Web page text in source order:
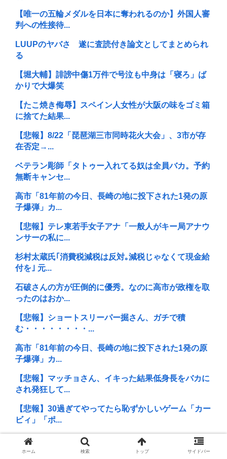
【唯一の五輪メダルを日本に奪われるのか】外国人審
判への性接待...
LUUPのヤバさ 遂に査読付き論文としてまとめられ
る
【堀大輔】誹謗中傷1万件で号泣も中身は「寝ろ」ば
かりで大爆笑
【たこ焼き侮辱】スペイン人女性が大阪の味をゴミ箱
に捨てた結果...
【悲報】8/22「琵琶湖三市同時花火大会」、3市が存
在否定→...
ベテラン彫師「タトゥー入れてる奴は全員バカ。予約
無断キャンセ...
高市「81年前の今日、長崎の地に投下された1発の原
子爆弾」カ...
【悲報】テレ東若手女子アナ「一般人がキー局アナウ
ンサーの私に...
杉村太蔵氏｢消費税減税は反対｡減税じゃなくて現金給
付を｣ 元...
石破さんの方が圧倒的に優秀。なのに高市が政権を取
ったのはおか...
【悲報】ショートスリーパー掘さん、ガチで積
む・・・・・・・・...
高市「81年前の今日、長崎の地に投下された1発の原
子爆弾」カ...
【悲報】マッチョさん、イキった結果低身長をバカに
され発狂して...
【悲報】30過ぎてやってたら恥ずかしいゲーム「カー
ビィ」「ポ...
天皇(皇族)ってなんでいるの?いなくても誰も困らない
よね？ ...
ホーム 検索 トップ サイドバー